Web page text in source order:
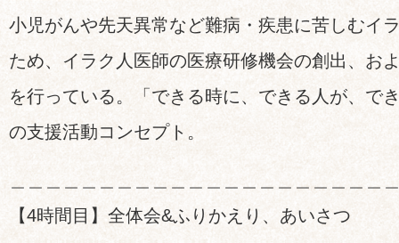
小児がんや先天異常など難病・疾患に苦しむイ
ため、イラク人医師の医療研修機会の創出、お
を行っている。「できる時に、できる人が、で
の支援活動コンセプト。
＿＿＿＿＿＿＿＿＿＿＿＿＿＿＿＿＿＿＿＿＿
【4時間目】全体会&ふりかえり、あいさつ